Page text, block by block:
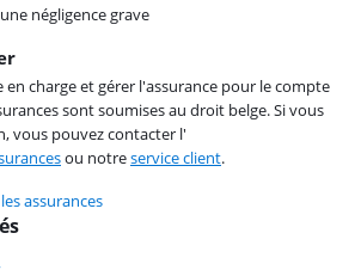
négligence grave
charge et gérer l'assurance pour le compte
sont soumises au droit belge. Si vous
vous pouvez contacter l'
ou notreservice client.
assurances